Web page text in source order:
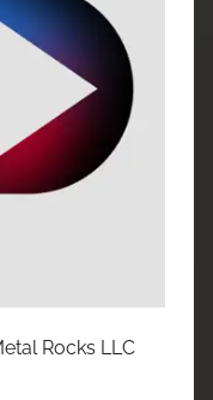
Rocks LLC